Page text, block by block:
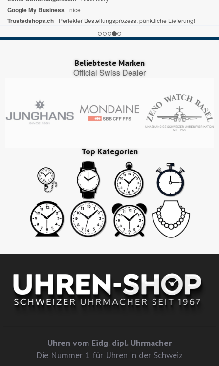
Google My Business nice
Trustedshops.ch Perfekter Bestellungsprozess, pünktliche Lieferung!
Beliebteste Marken
Official Swiss Dealer
Top Kategorien
Uhren vom Eidg. dipl. Uhrmacher
Die Nummer 1 für Uhren in der Schweiz